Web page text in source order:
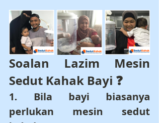
Soalan Lazim Mesin
Sedut Kahak Bayi ❓
1. Bila bayi biasanya
perlukan mesin sedut